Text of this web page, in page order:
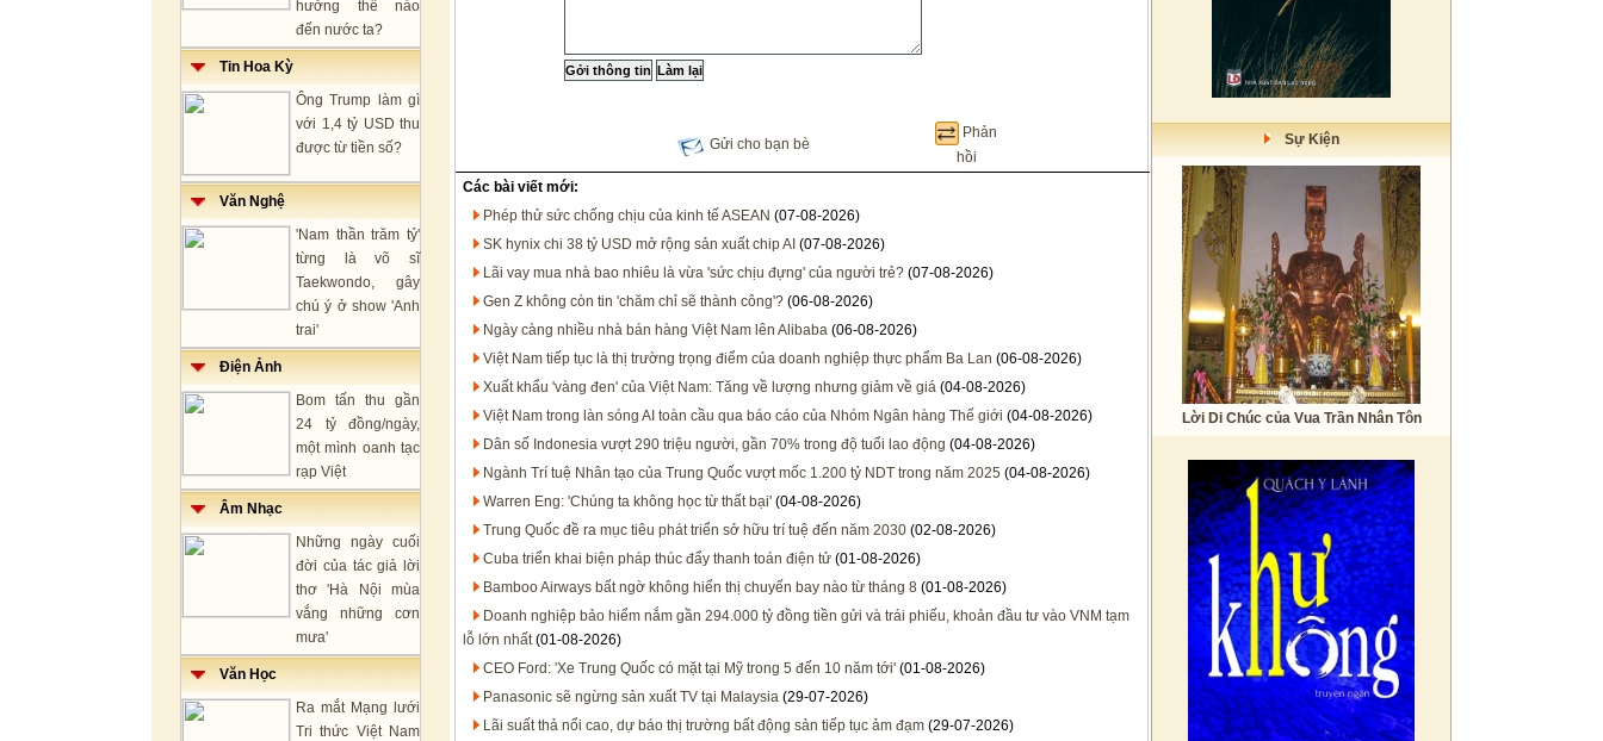
hưởng thế nào
đến nước ta?
Tin Hoa Kỳ
Ông Trump làm gì
với 1,4 tỷ USD thu
được từ tiền số?
Văn Nghệ
'Nam thần trăm tỷ'
từng là võ sĩ
Taekwondo, gây
chú ý ở show 'Anh
trai'
Điện Ảnh
Bom tấn thu gần
24 tỷ đồng/ngày,
một mình oanh tạc
rạp Việt
Âm Nhạc
Những ngày cuối
đời của tác giả lời
thơ 'Hà Nội mùa
vắng những cơn
mưa'
Văn Học
Ra mắt Mạng lưới
Tri thức Việt Nam
Gửi cho bạn bè
Phản
hồi
Các bài viết mới:
Phép thử sức chống chịu của kinh tế ASEAN (07-08-2026)
SK hynix chi 38 tỷ USD mở rộng sản xuất chip AI (07-08-2026)
Lãi vay mua nhà bao nhiêu là vừa 'sức chịu đựng' của người trẻ? (07-08-2026)
Gen Z không còn tin 'chăm chỉ sẽ thành công'? (06-08-2026)
Ngày càng nhiều nhà bán hàng Việt Nam lên Alibaba (06-08-2026)
Việt Nam tiếp tục là thị trường trọng điểm của doanh nghiệp thực phẩm Ba Lan (06-08-2026)
Xuất khẩu 'vàng đen' của Việt Nam: Tăng về lượng nhưng giảm về giá (04-08-2026)
Việt Nam trong làn sóng AI toàn cầu qua báo cáo của Nhóm Ngân hàng Thế giới (04-08-2026)
Dân số Indonesia vượt 290 triệu người, gần 70% trong độ tuổi lao động (04-08-2026)
Ngành Trí tuệ Nhân tạo của Trung Quốc vượt mốc 1.200 tỷ NDT trong năm 2025 (04-08-2026)
Warren Eng: 'Chúng ta không học từ thất bại' (04-08-2026)
Trung Quốc đề ra mục tiêu phát triển sở hữu trí tuệ đến năm 2030 (02-08-2026)
Cuba triển khai biện pháp thúc đẩy thanh toán điện tử (01-08-2026)
Bamboo Airways bất ngờ không hiển thị chuyến bay nào từ tháng 8 (01-08-2026)
Doanh nghiệp bảo hiểm nắm gần 294.000 tỷ đồng tiền gửi và trái phiếu, khoản đầu tư vào VNM tạm
lỗ lớn nhất(01-08-2026)
CEO Ford: 'Xe Trung Quốc có mặt tại Mỹ trong 5 đến 10 năm tới' (01-08-2026)
Panasonic sẽ ngừng sản xuất TV tại Malaysia (29-07-2026)
Lãi suất thả nổi cao, dự báo thị trường bất động sản tiếp tục ảm đạm (29-07-2026)
Sự Kiện
Lời Di Chúc của Vua Trần Nhân Tôn